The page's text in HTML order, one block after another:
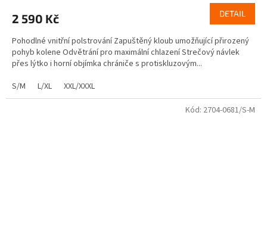
2 590 Kč DETAIL
Pohodlné vnitřní polstrování Zapuštěný kloub umožňující přirozený
pohyb kolene Odvětrání pro maximální chlazení Strečový návlek
přes lýtko i horní objímka chrániče s protiskluzovým...
S/M
L/XL XXL/XXXL
Kód: 2704-0681/S-M